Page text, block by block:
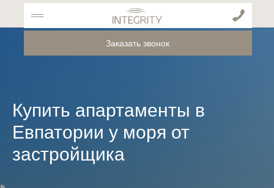
Заказать звонок
Купить апартаменты в
Евпатории у моря от
застройщика